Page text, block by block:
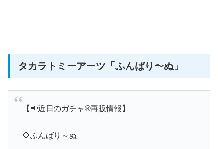
タカラトミーアーツ 「 ふんばり〜ぬ 」
【📢近日のガチャ®再販情報】
🔷ふんばり～ぬ